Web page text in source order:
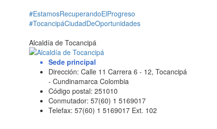
#EstamosRecuperandoElProgreso
#TocancipáCiudadDeOportunidades
Alcaldía de Tocancipá
Sede principal
Dirección: Calle 11 Carrera 6 - 12, Tocancipá
- Cundinamarca Colombia
Código postal: 251010
Conmutador: 57(60) 1 5169017
Telefax: 57(60) 1 5169017 Ext. 102